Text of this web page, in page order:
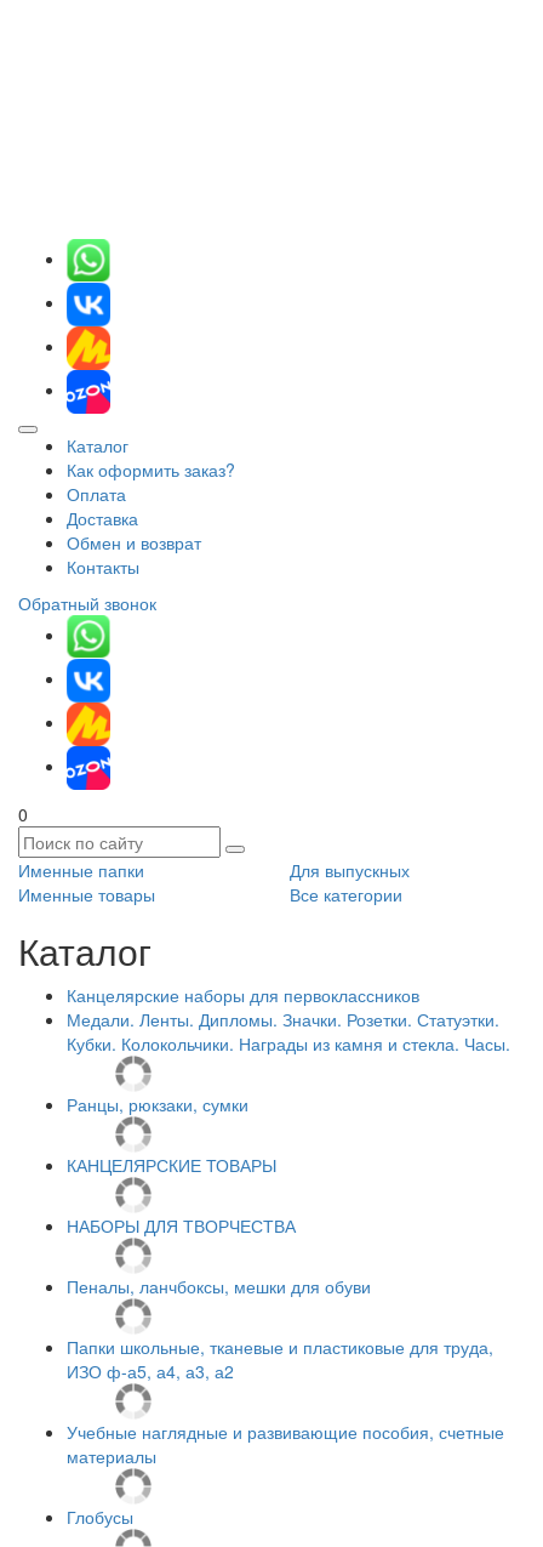
Каталог
Как оформить заказ?
Оплата
Доставка
Обмен и возврат
Контакты
Обратный звонок
0
Именные папки
Для выпускных
Именные товары
Все категории
Каталог
Канцелярские наборы для первоклассников
Медали. Ленты. Дипломы. Значки. Розетки. Статуэтки.
Кубки. Колокольчики. Награды из камня и стекла. Часы.
Ранцы, рюкзаки, сумки
КАНЦЕЛЯРСКИЕ ТОВАРЫ
НАБОРЫ ДЛЯ ТВОРЧЕСТВА
Пеналы, ланчбоксы, мешки для обуви
Папки школьные, тканевые и пластиковые для труда,
ИЗО ф-а5, а4, а3, а2
Учебные наглядные и развивающие пособия, счетные
материалы
Глобусы